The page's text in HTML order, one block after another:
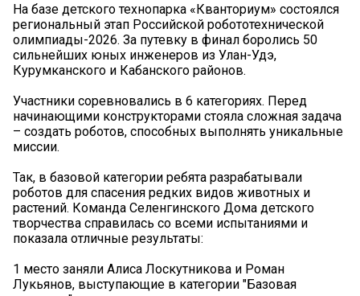
На базе детского технопарка «Кванториум» состоялся
региональный этап Российской робототехнической
олимпиады-2026. За путевку в финал боролись 50
сильнейших юных инженеров из Улан-Удэ,
Курумканского и Кабанского районов.
Участники соревновались в 6 категориях. Перед
начинающими конструкторами стояла сложная задача
– создать роботов, способных выполнять уникальные
миссии.
Так, в базовой категории ребята разрабатывали
роботов для спасения редких видов животных и
растений. Команда Селенгинского Дома детского
творчества справилась со всеми испытаниями и
показала отличные результаты:
1 место заняли Алиса Лоскутникова и Роман
Лукьянов, выступающие в категории "Базовая